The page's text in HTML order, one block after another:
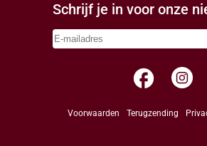
Schrijf je in voor onze
facebook
Voorwaarden Terugzending